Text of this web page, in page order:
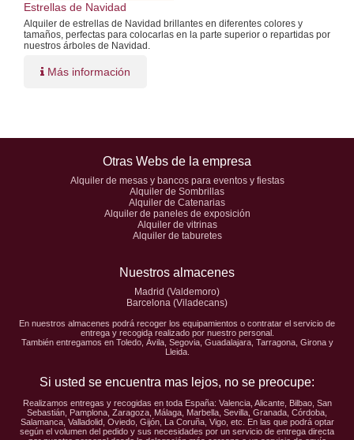
Estrellas de Navidad
Alquiler de estrellas de Navidad brillantes en diferentes colores y
tamaños, perfectas para colocarlas en la parte superior o repartidas por
nuestros árboles de Navidad.
Más información
Otras Webs de la empresa
Alquiler de mesas y bancos para eventos y fiestas
Alquiler de Sombrillas
Alquiler de Catenarias
Alquiler de paneles de exposición
Alquiler de vitrinas
Alquiler de taburetes
Nuestros almacenes
Madrid (Valdemoro)
Barcelona (Viladecans)
En nuestros almacenes podrá recoger los equipamientos o contratar el servicio de
entrega y recogida realizado por nuestro personal.
También entregamos en Toledo, Ávila, Segovia, Guadalajara, Tarragona, Girona y
Lleida.
Si usted se encuentra mas lejos, no se preocupe:
Realizamos entregas y recogidas en toda España: Valencia, Alicante, Bilbao, San
Sebastián, Pamplona, Zaragoza, Málaga, Marbella, Sevilla, Granada, Córdoba,
Salamanca, Valladolid, Oviedo, Gijón, La Coruña, Vigo, etc. En las que podrá optar
según el volumen del pedido y sus necesidades por un servicio de entrega directa